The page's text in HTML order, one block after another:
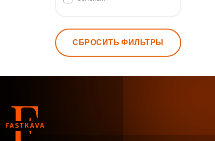
СБРОСИТЬ ФИЛЬТРЫ